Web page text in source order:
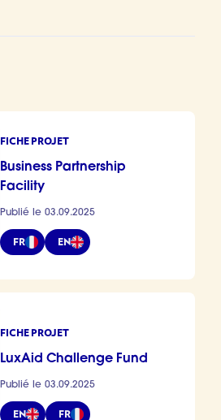
FICHE PROJET
Business Partnership
Facility
Publié le 03.09.2025
FR EN
FICHE PROJET
LuxAid Challenge Fund
Publié le 03.09.2025
EN FR